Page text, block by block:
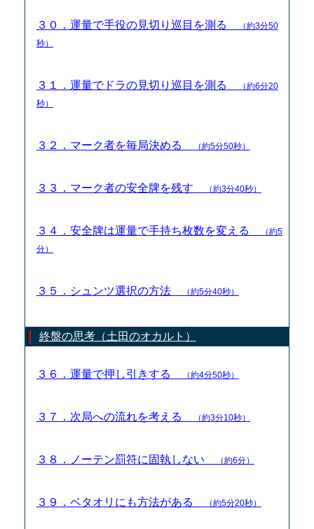
３０．運量で手役の見切り巡目を測る
（約3分50
秒）
３１．運量でドラの見切り巡目を測る
（約6分20
秒）
３２．マーク者を毎局決める （約5分50秒）
３３．マーク者の安全牌を残す （約3分40秒）
３４．安全牌は運量で手持ち枚数を変える
（約5
分）
３５．シュンツ選択の方法 （約5分40秒）
終盤の思考（土田のオカルト）
３６．運量で押し引きする （約4分50秒）
３７．次局への流れを考える （約3分10秒）
３８．ノーテン罰符に固執しない （約6分）
３９．ベタオリにも方法がある （約5分20秒）